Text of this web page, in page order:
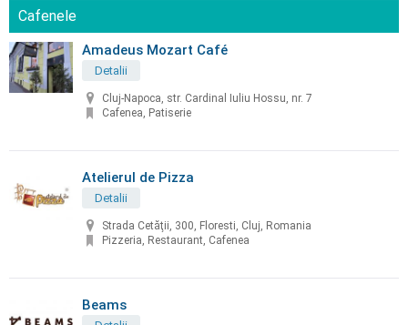
Cafenele
Amadeus Mozart Café
Detalii
Cluj-Napoca, str. Cardinal Iuliu Hossu, nr. 7
Cafenea, Patiserie
Atelierul de Pizza
Detalii
Strada Cetăţii, 300, Floresti, Cluj, Romania
Pizzeria, Restaurant, Cafenea
Beams